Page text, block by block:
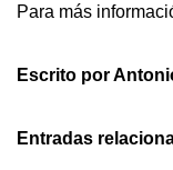
Para más
Escrito por
Entradas